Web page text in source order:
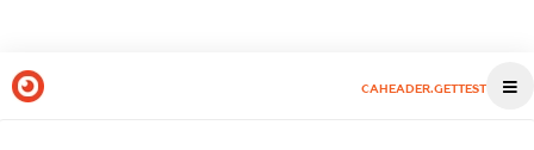
CAHEADER.GETTEST